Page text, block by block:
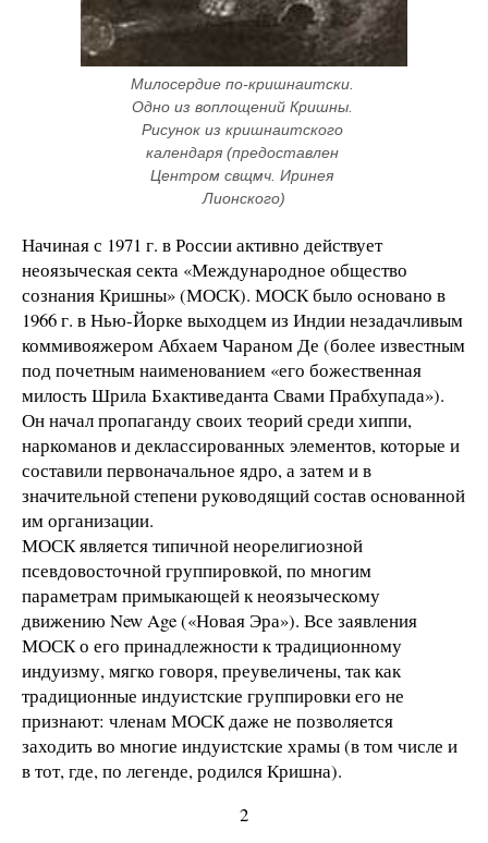
Милосердие по-кришнаитски.
Одно из воплощений Кришны.
Рисунок из кришнаитского
календаря (предоставлен
Центром свщмч. Иринея
Лионского)
Начиная с 1971 г. в России активно действует
неоязыческая секта «Международное общество
сознания Кришны» (МОСК). МОСК было основано в
1966 г. в Нью-Йорке выходцем из Индии незадачливым
коммивояжером Абхаем Чараном Де (более известным
под почетным наименованием «его божественная
милость Шрила Бхактиведанта Свами Прабхупада»).
Он начал пропаганду своих теорий среди хиппи,
наркоманов и деклассированных элементов, которые и
составили первоначальное ядро, а затем и в
значительной степени руководящий состав основанной
им организации.
МОСК является типичной неорелигиозной
псевдовосточной группировкой, по многим
параметрам примыкающей к неоязыческому
движению New Age («Новая Эра»). Все заявления
МОСК о его принадлежности к традиционному
индуизму, мягко говоря, преувеличены, так как
традиционные индуистские группировки его не
признают: членам МОСК даже не позволяется
заходить во многие индуистские храмы (в том числе и
в тот, где, по легенде, родился Кришна).
2